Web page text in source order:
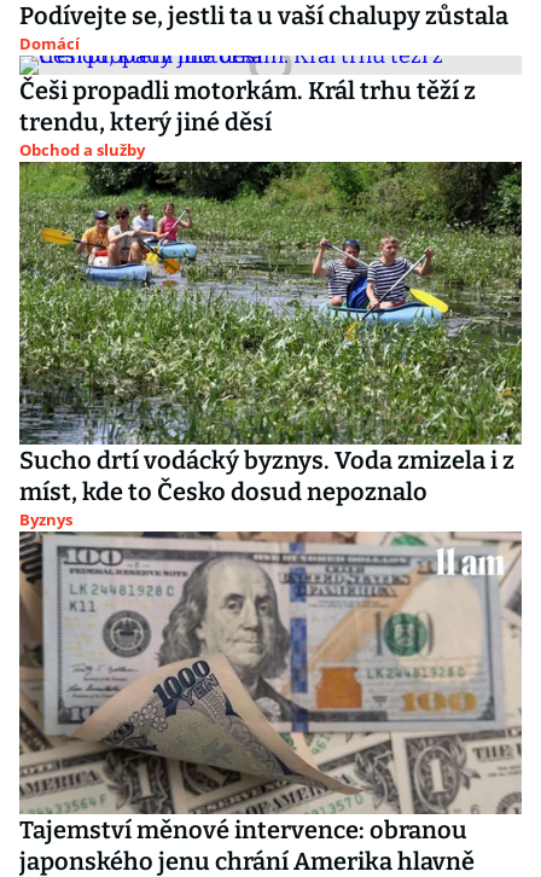
Podívejte se, jestli ta u vaší chalupy zůstala
Domácí
Češi propadli motorkám. Král trhu těží z
trendu, který jiné děsí
Obchod a služby
Sucho drtí vodácký byznys. Voda zmizela i z
míst, kde to Česko dosud nepoznalo
Byznys
Tajemství měnové intervence: obranou
japonského jenu chrání Amerika hlavně